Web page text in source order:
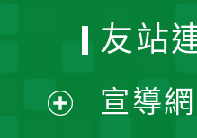
友站
宣導